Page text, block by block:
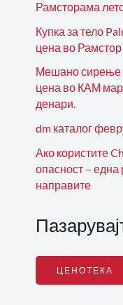
Рамсторама
Купка за тело
цена во
Мешано сирење
цена во КАМ
денари.
dm каталог
Ако користите
опасност –
направите
ЦЕНОТЕКА